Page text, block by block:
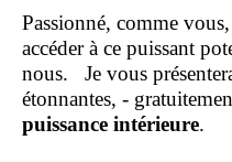
Passionné, comme
accéder à ce puissant
nous. Je vous
étonnantes, -
puissance intérieure.